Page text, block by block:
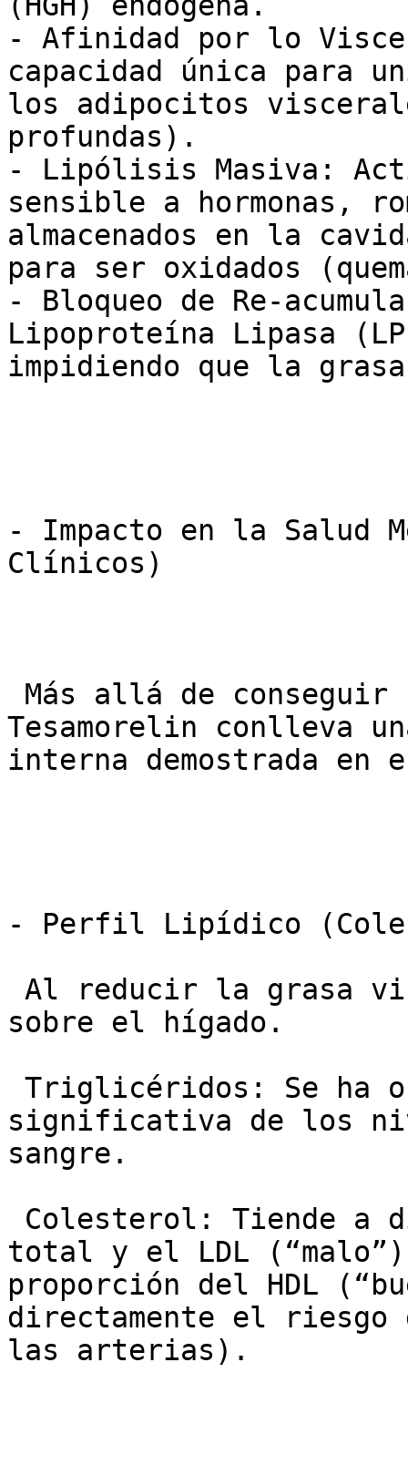
- Afinidad por lo
capacidad única para
los adipocitos
profundas).
- Lipólisis Masiva:
sensible a hormonas,
almacenados en la
para ser oxidados
- Bloqueo de Re-
Lipoproteína Lipasa
impidiendo que la
- Impacto en la Salud
Clínicos)
Tesamorelin conlleva
interna demostrada
- Perfil Lipídico
sobre el hígado.
significativa de los
sangre.
total y el LDL
proporción del HDL
directamente el
las arterias).